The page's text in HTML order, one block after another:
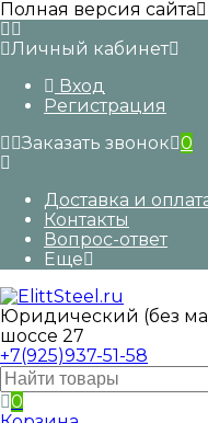
Полная версия сайта
Личный кабинет
Вход
Регистрация
Заказать звонок 0
Доставка и
Контакты
Вопрос-ответ
Еще
Юридический (без
шоссе 27
+7(925)937-51-58
0